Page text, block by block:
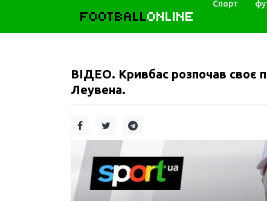
FOOTBALLONLINE
Спорт
ВІДЕО. Кривбас розпочав своє
Леувена.